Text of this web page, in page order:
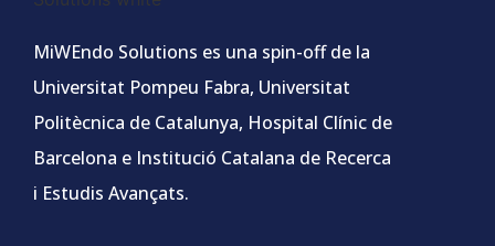
MiWEndo Solutions es una spin-off de la
Universitat Pompeu Fabra, Universitat
Politècnica de Catalunya, Hospital Clínic de
Barcelona e Institució Catalana de Recerca
i Estudis Avançats.